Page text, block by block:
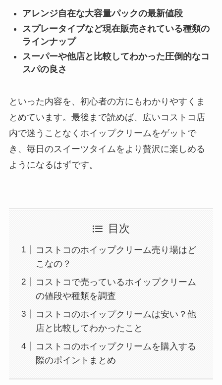
アレンジ自在な大容量パックの最新値段
スプレータイプなど現在販売されている種類の
ラインナップ
スーパーや他店と比較してわかった圧倒的なコ
スパの良さ
といった内容を、初心者の方にもわかりやすくま
とめています。最後まで読めば、広いコストコ店
内で迷うことなくホイップクリームをゲットで
き、毎日のスイーツタイムをより贅沢に楽しめる
ようになるはずです。
目次
コストコのホイップクリーム売り場はど
こなの？
コストコで売っているホイップクリーム
の値段や種類を調査
コストコのホイップクリームは安い？他
店と比較してわかったこと
コストコのホイップクリームを購入する
際のポイントまとめ